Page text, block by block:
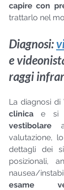
capire con
trattarlo nel
Diagnosi:
e
raggi
clinica e si
vestibolare
valutazione,
dettagli dei
posizionali,
esame